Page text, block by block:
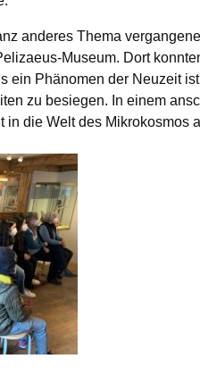
anderes Thema
Museum. Dort
ein Phänomen der Neuzeit
zu besiegen. In einem
die Welt des Mikrokosmos